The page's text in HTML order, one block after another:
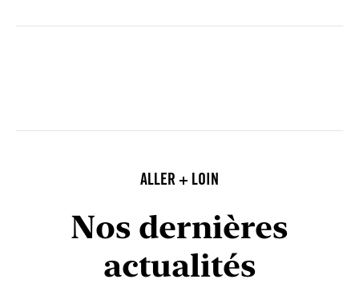
ALLER + LOIN
Nos dernières
actualités